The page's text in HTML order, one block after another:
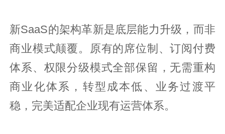
新SaaS的架构革新是底层能力升级，而非
商业模式颠覆。原有的席位制、订阅付费
体系、权限分级模式全部保留，无需重构
商业化体系，转型成本低、业务过渡平
稳，完美适配企业现有运营体系。